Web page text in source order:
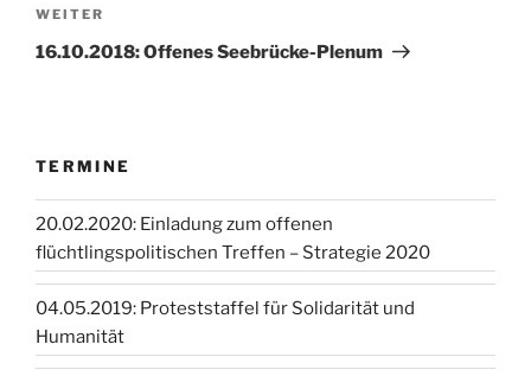
Nächster
Beitrag
WEITER
16.10.2018: Offenes Seebrücke-Plenum
TERMINE
20.02.2020: Einladung zum offenen
flüchtlingspolitischen Treffen – Strategie 2020
04.05.2019: Proteststaffel für Solidarität und
Humanität